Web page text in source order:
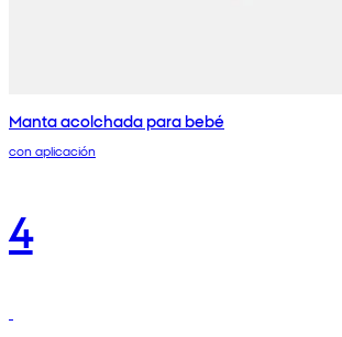
Manta acolchada para bebé
con aplicación
4